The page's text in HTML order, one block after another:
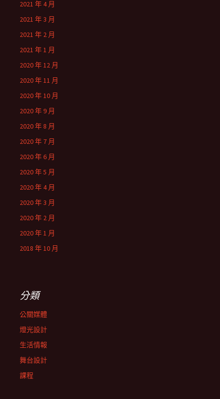
2021 年 4 月
2021 年 3 月
2021 年 2 月
2021 年 1 月
2020 年 12 月
2020 年 11 月
2020 年 10 月
2020 年 9 月
2020 年 8 月
2020 年 7 月
2020 年 6 月
2020 年 5 月
2020 年 4 月
2020 年 3 月
2020 年 2 月
2020 年 1 月
2018 年 10 月
分類
公關媒體
燈光設計
生活情報
舞台設計
課程